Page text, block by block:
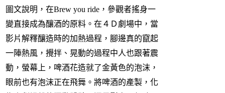
圖文說明，在Brew you ride，參觀者搖身一
變直接成為釀酒的原料。在４Ｄ劇場中，當
影片解釋釀造時的加熱過程，腳邊真的竄起
一陣熱風，攪拌、晃動的過程中人也跟著震
動，螢幕上，啤酒花造就了金黃色的泡沫，
眼前也有泡沫正在飛舞。將啤酒的產製，化